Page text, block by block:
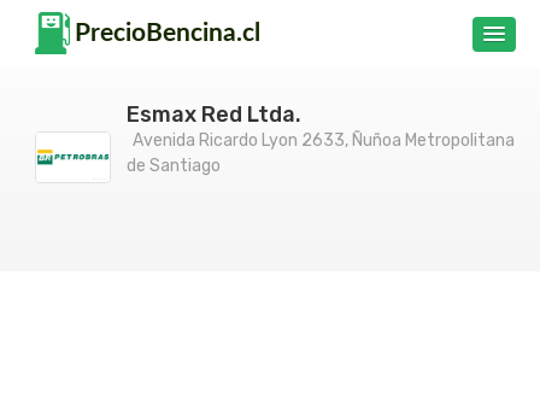
Esmax Red Ltda.
Avenida Ricardo Lyon 2633, Ñuñoa Metropolitana
de Santiago